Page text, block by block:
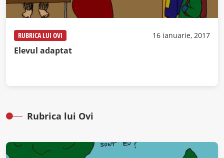
RUBRICA LUI OVI 16 ianuarie, 2017
Elevul adaptat
Rubrica lui Ovi